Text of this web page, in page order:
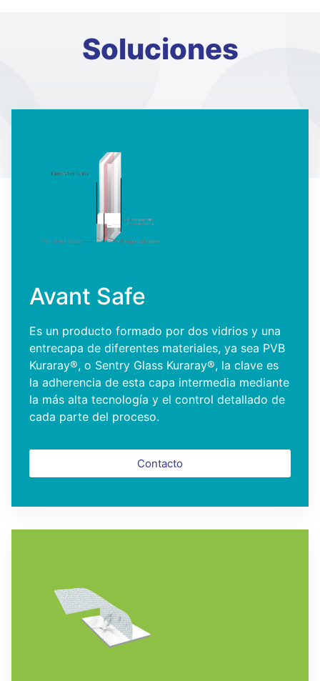
Soluciones
Avant Safe
Es un producto formado por dos vidrios y una
entrecapa de diferentes materiales, ya sea PVB
Kuraray®, o Sentry Glass Kuraray®, la clave es
la adherencia de esta capa intermedia mediante
la más alta tecnología y el control detallado de
cada parte del proceso.
Contacto